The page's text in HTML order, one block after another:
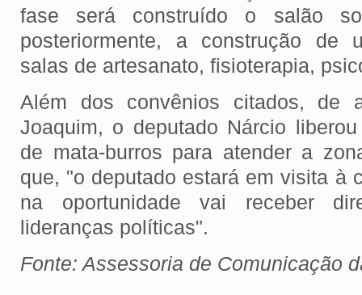
fase será construído o salão
posteriormente, a construção de
salas de artesanato, fisioterapia,
Além dos convênios citados, de
Joaquim, o deputado Nárcio
de mata-burros para atender a
que, "o deputado estará em visita à
na oportunidade vai receber
lideranças políticas".
Fonte: Assessoria de Comunicação